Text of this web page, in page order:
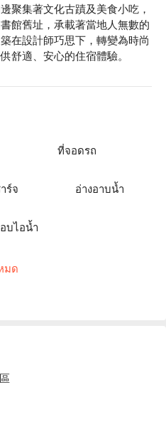
聚集著文化古蹟及美食小吃，
館舊址，承載著當地人無數的
在設計師巧思下，轉變為時尚
舒適、安心的住宿體驗。
靠近頭城老街，步行即可到達
方便自駕遊客。飯店的裝潢簡
ที่จอดรถ
ร์จ อ่างอาบน้ำ
บไอน้ำ
มด